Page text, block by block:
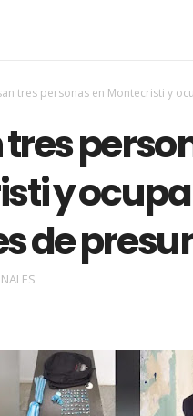
tres personas en Montecristi y
y
de